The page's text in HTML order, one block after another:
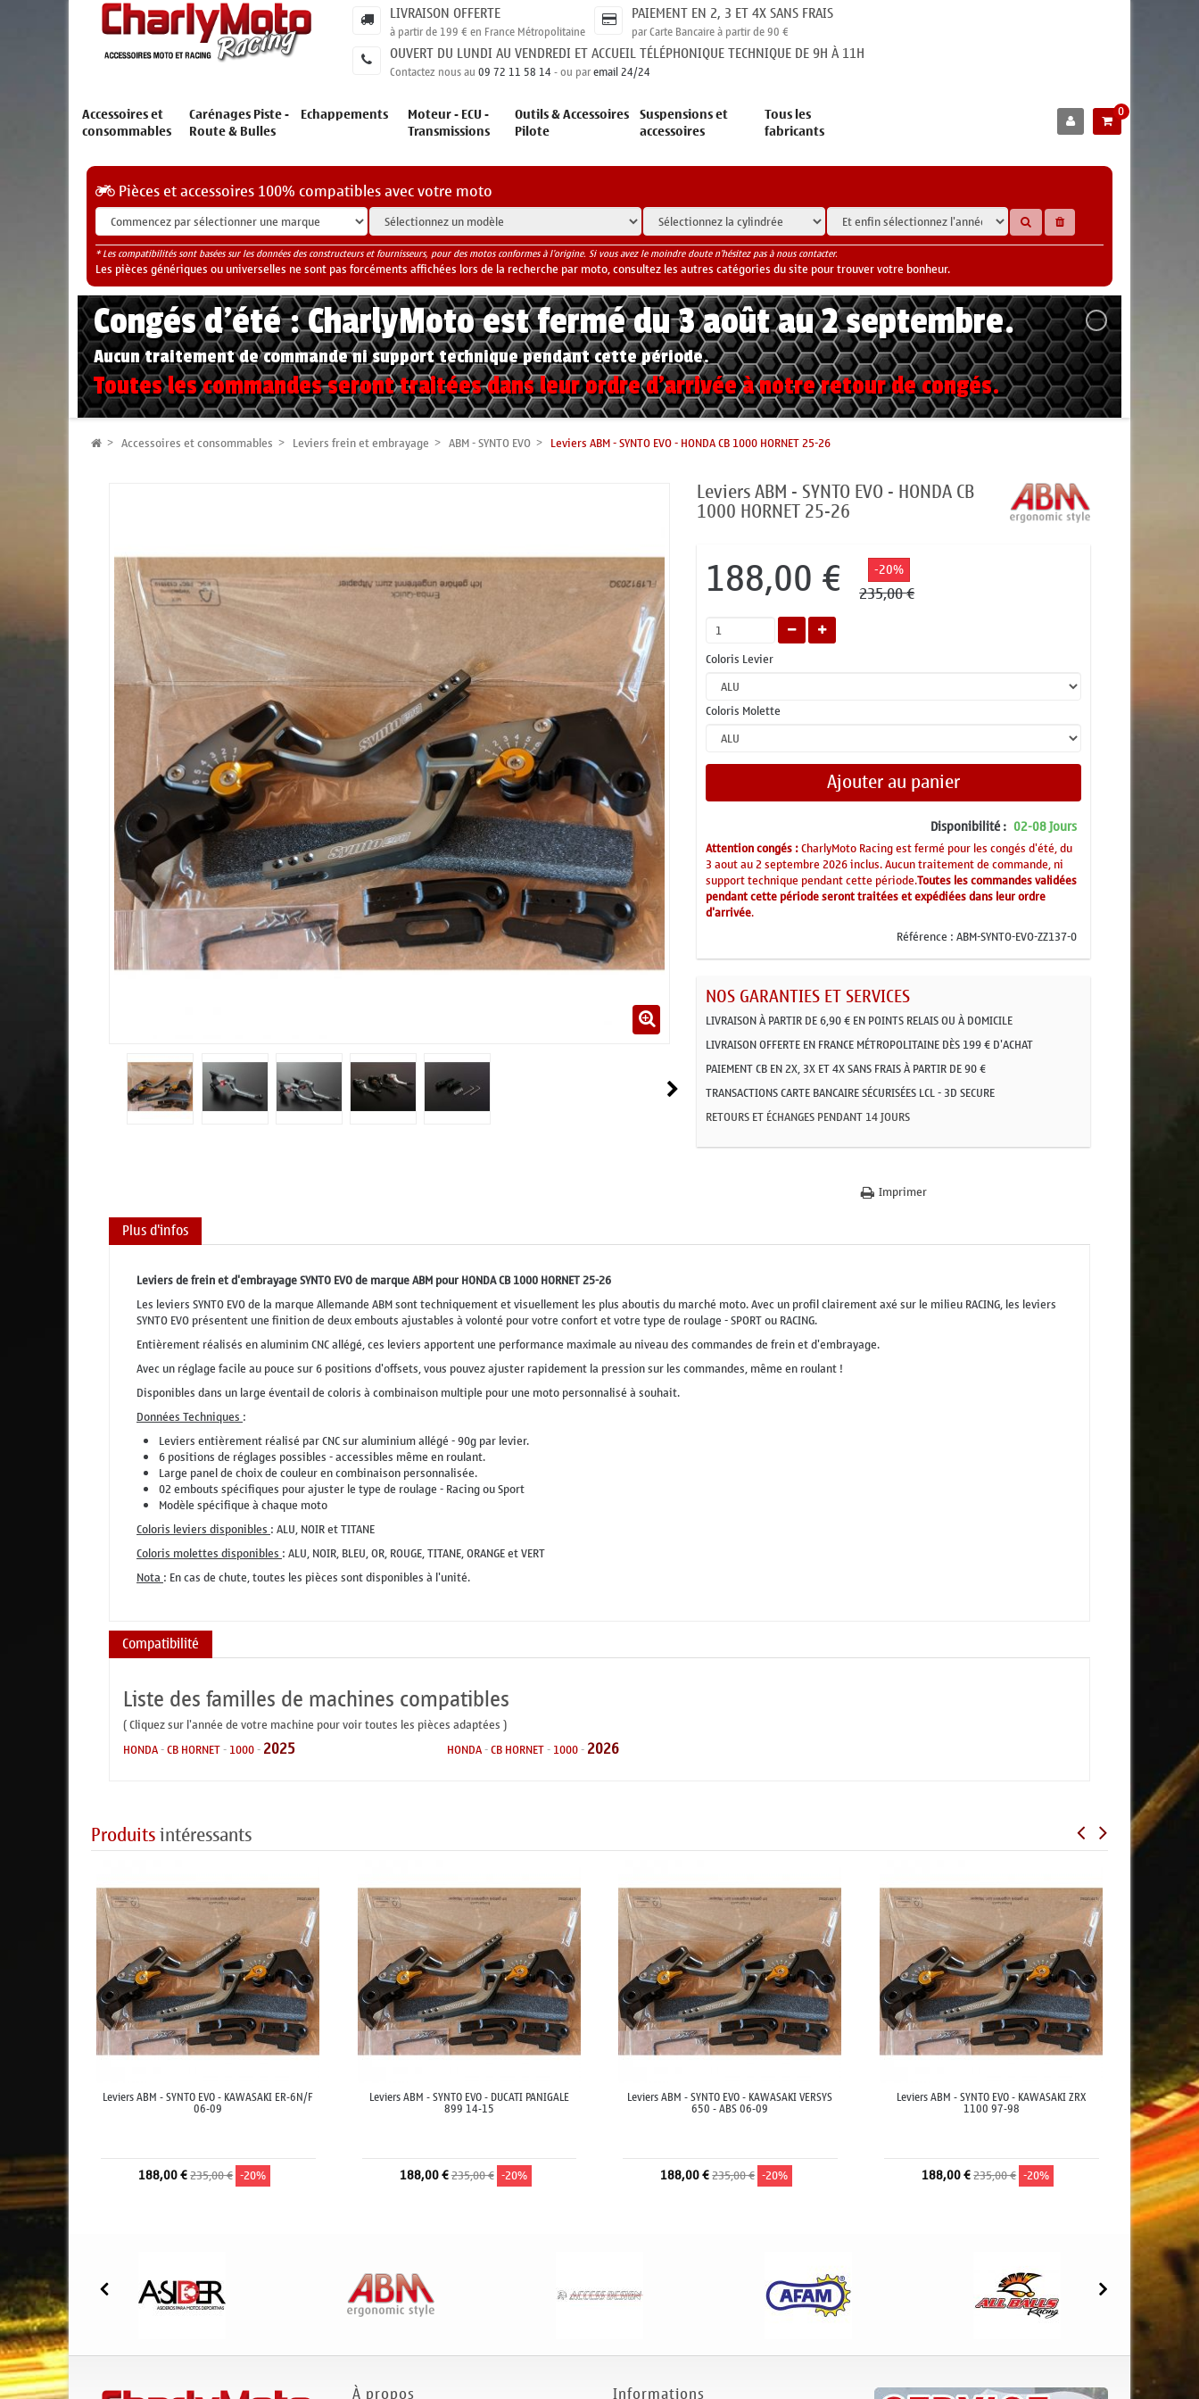
LIVRAISON OFFERTE
à partir de 199 € en France Métropolitaine
PAIEMENT EN 2, 3 ET 4X SANS FRAIS
par Carte Bancaire à partir de 90 €
OUVERT DU LUNDI AU VENDREDI ET ACCUEIL TÉLÉPHONIQUE TECHNIQUE DE 9H À 11H
Contactez nous au09 72 11 58 14- ou paremail 24/24
Accessoires et
consommables
Carénages Piste -
Route & Bulles
Echappements Moteur - ECU -
Transmissions
Outils & Accessoires
Pilote
Suspensions et
accessoires
Tous les
fabricants
0
Pièces et accessoires 100% compatibles avec votre moto
* Les compatibilités sont basées sur les données des constructeurs et fournisseurs, pour des motos conformes à l'origine. Si vous avez le moindre doute n'hésitez pas à nous contacter.
Les pièces génériques ou universelles ne sont pas forcéments affichées lors de la recherche par moto, consultez les autres catégories du site pour trouver votre bonheur.
Congés d'été : CharlyMoto est fermé du 3 août au 2 septembre.
Aucun traitement de commande ni support technique pendant cette période.
Toutes les commandes seront traitées dans leur ordre d'arrivée à notre retour de congés.
Accessoires et consommables Leviers frein et embrayage ABM - SYNTO EVO Leviers ABM - SYNTO EVO - HONDA CB 1000 HORNET 25-26
Leviers ABM - SYNTO EVO - HONDA CB
1000 HORNET 25-26
188,00 € -20%
235,00 €
Coloris Levier
Coloris Molette
Ajouter au panier
Disponibilité : 02-08 Jours
Attention congés :CharlyMoto Racing est fermé pour les congés d'été, du
3 aout au 2 septembre 2026 inclus. Aucun traitement de commande, ni
support technique pendant cette période.Toutes les commandes validées
pendant cette période seront traitées et expédiées dans leur ordre
d'arrivée.
Référence :ABM-SYNTO-EVO-ZZ137-0
NOS GARANTIES ET SERVICES
LIVRAISON À PARTIR DE 6,90 € EN POINTS RELAIS OU À DOMICILE
LIVRAISON OFFERTE EN FRANCE MÉTROPOLITAINE DÈS 199 € D'ACHAT
PAIEMENT CB EN 2X, 3X ET 4X SANS FRAIS À PARTIR DE 90 €
TRANSACTIONS CARTE BANCAIRE SÉCURISÉES LCL - 3D SECURE
RETOURS ET ÉCHANGES PENDANT 14 JOURS
Imprimer
Plus d'infos
Leviers de frein et d'embrayage SYNTO EVO de marque ABM pour HONDA CB 1000 HORNET 25-26
Les leviers SYNTO EVO de la marque Allemande ABM sont techniquement et visuellement les plus aboutis du marché moto. Avec un profil clairement axé sur le milieu RACING, les leviers
SYNTO EVO présentent une finition de deux embouts ajustables à volonté pour votre confort et votre type de roulage - SPORT ou RACING.
Entièrement réalisés en aluminim CNC allégé, ces leviers apportent une performance maximale au niveau des commandes de frein et d'embrayage.
Avec un réglage facile au pouce sur 6 positions d'offsets, vous pouvez ajuster rapidement la pression sur les commandes, même en roulant !
Disponibles dans un large éventail de coloris à combinaison multiple pour une moto personnalisé à souhait.
Données Techniques:
Leviers entièrement réalisé par CNC sur aluminium allégé - 90g par levier.
6 positions de réglages possibles - accessibles même en roulant.
Large panel de choix de couleur en combinaison personnalisée.
02 embouts spécifiques pour ajuster le type de roulage - Racing ou Sport
Modèle spécifique à chaque moto
Coloris leviers disponibles: ALU, NOIR et TITANE
Coloris molettes disponibles: ALU, NOIR, BLEU, OR, ROUGE, TITANE, ORANGE et VERT
Nota: En cas de chute, toutes les pièces sont disponibles à l'unité.
Compatibilité
Liste des familles de machines compatibles
( Cliquez sur l'année de votre machine pour voir toutes les pièces adaptées )
HONDA-CB HORNET-1000-2025 HONDA-CB HORNET-1000-2026
Produitsintéressants
Leviers ABM - SYNTO EVO - KAWASAKI ER-6N/F
06-09
188,00 €235,00 € -20%
Leviers ABM - SYNTO EVO - DUCATI PANIGALE
899 14-15
188,00 €235,00 € -20%
Leviers ABM - SYNTO EVO - KAWASAKI VERSYS
650 - ABS 06-09
188,00 €235,00 € -20%
Leviers ABM - SYNTO EVO - KAWASAKI ZRX
1100 97-98
188,00 €235,00 € -20%